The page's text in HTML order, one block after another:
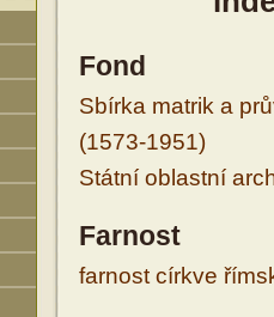
Fond
Sbírka matrik a
(1573-1951)
Státní oblastní
Farnost
farnost církve